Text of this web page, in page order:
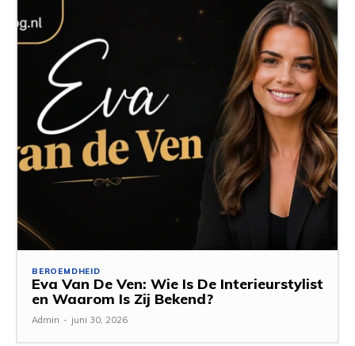
BEROEMDHEID
Eva Van De Ven: Wie Is De Interieurstylist
en Waarom Is Zij Bekend?
Admin - juni 30, 2026